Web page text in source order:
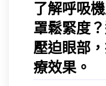
了解呼吸
罩鬆緊度
壓迫眼部
療效果。